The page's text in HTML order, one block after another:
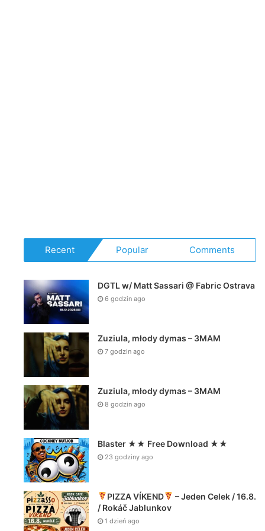
Recent Popular Comments
DGTL w/ Matt Sassari @ Fabric Ostrava
6 godzin ago
Zuziula, młody dymas – 3MAM
7 godzin ago
Zuziula, młody dymas – 3MAM
8 godzin ago
Blaster ★★ Free Download ★★
23 godziny ago
PIZZA VÍKEND
– Jeden Celek / 16.8.
/ Rokáč Jablunkov
1 dzień ago